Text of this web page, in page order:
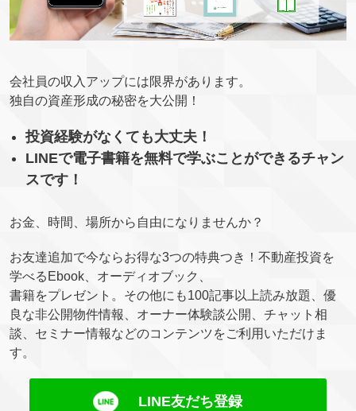
会社員の収入アップには限界があります。
独自の資産形成の秘密を大公開！
投資経験がなくても大丈夫！
LINEで電子書籍を無料で学ぶことができるチャン
スです！
お金、時間、場所から自由になりませんか？
お友達追加で今ならお得な3つの特典つき！不動産投資を
学べるEbook、オーディオブック、
書籍をプレゼント。その他にも100記事以上読み放題、優
良な非公開物件情報、オーナー体験談公開、チャット相
談、セミナー情報などのコンテンツをご利用いただけま
す。
LINE友だち登録